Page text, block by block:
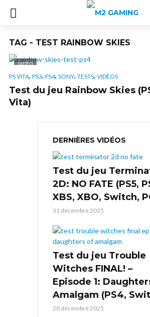
TAG - TEST RAINBOW SKIES
VIDÉO
PS VITA, PS3, PS4, SONY, TESTS, VIDÉOS
Test du jeu Rainbow Skies
Vita)
DERNIÈRES VIDÉOS
Test du jeu
2D: NO FATE (PS5,
XBS, XBO, Switch,
31 décembre 2025
Test du jeu Trouble
Witches FINAL! –
Episode 1:
Amalgam (PS4,
28 décembre 2025